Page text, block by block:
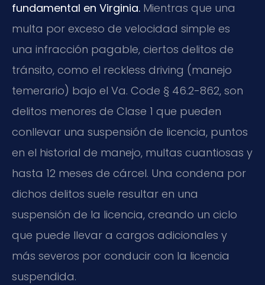
fundamental en Virginia. Mientras que una
multa por exceso de velocidad simple es
una infracción pagable, ciertos delitos de
tránsito, como el reckless driving (manejo
temerario) bajo el Va. Code § 46.2-862, son
delitos menores de Clase 1 que pueden
conllevar una suspensión de licencia, puntos
en el historial de manejo, multas cuantiosas y
hasta 12 meses de cárcel. Una condena por
dichos delitos suele resultar en una
suspensión de la licencia, creando un ciclo
que puede llevar a cargos adicionales y
más severos por conducir con la licencia
suspendida.